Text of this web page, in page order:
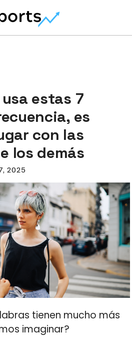
estas 7
es
con las
los demás
2025
tienen mucho más
imaginar?